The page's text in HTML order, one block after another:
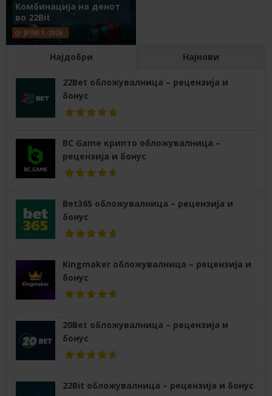
Комбинација на денот
во 22Bit
ЈУЛИ 1, 2026
Најдобри Најнови
22Bet обложувалница – рецензија и
бонус
BC Game крипто обложувалница –
рецензија и бонус
Bet365 обложувалница – рецензија и
бонус
Kingmaker обложувалница – рецензија и
бонус
20Bet обложувалница – рецензија и
бонус
22Bit обложувалница – рецензија и бонус